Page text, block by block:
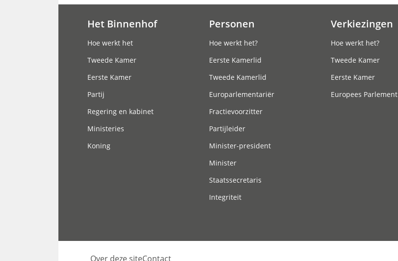
Het Binnenhof
Hoe werkt het
Tweede Kamer
Eerste Kamer
Partij
Regering en kabinet
Ministeries
Koning
Personen
Hoe werkt het?
Eerste Kamerlid
Tweede Kamerlid
Europarlementariër
Fractievoorzitter
Partijleider
Minister-president
Minister
Staatssecretaris
Integriteit
Verkiezingen
Hoe werkt het?
Tweede Kamer
Eerste Kamer
Europees Parlement
Over deze siteContact